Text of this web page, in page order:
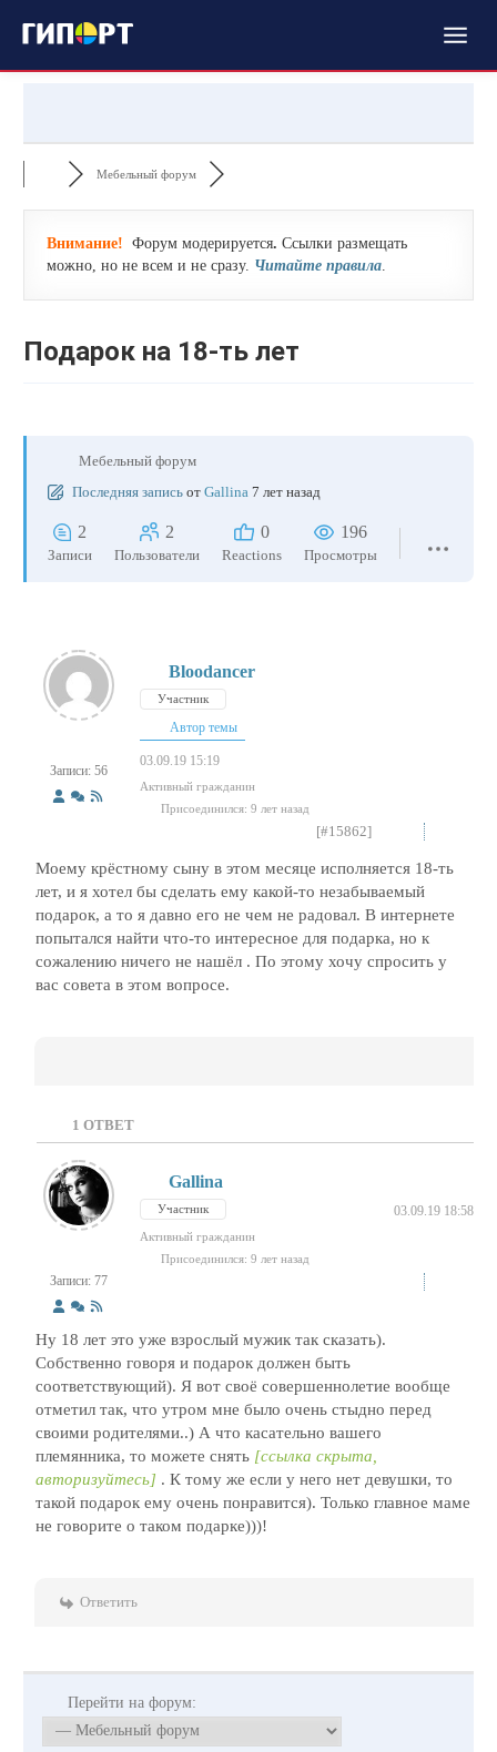
Мебельный форум
Внимание! Форум модерируется. Ссылки размещать
можно, но не всем и не сразу. Читайте правила.
Подарок на 18-ть лет
Мебельный форум
Последняя запись от Gallina 7 лет назад
2
Записи
2
Пользователи
0
Reactions
196
Просмотры
Записи: 56
Bloodancer
Участник
Автор темы
03.09.19 15:19
Активный гражданин
Присоединился: 9 лет назад
[#15862]
Моему крёстному сыну в этом месяце исполняется 18-ть
лет, и я хотел бы сделать ему какой-то незабываемый
подарок, а то я давно его не чем не радовал. В интернете
попытался найти что-то интересное для подарка, но к
сожалению ничего не нашёл . По этому хочу спросить у
вас совета в этом вопросе.
1 ОТВЕТ
Записи: 77
Gallina
Участник 03.09.19 18:58
Активный гражданин
Присоединился: 9 лет назад
Ну 18 лет это уже взрослый мужик так сказать).
Собственно говоря и подарок должен быть
соответствующий). Я вот своё совершеннолетие вообще
отметил так, что утром мне было очень стыдно перед
своими родителями..) А что касательно вашего
племянника, то можете снять [ссылка скрыта,
авторизуйтесь] . К тому же если у него нет девушки, то
такой подарок ему очень понравится). Только главное маме
не говорите о таком подарке)))!
Ответить
Перейти на форум: